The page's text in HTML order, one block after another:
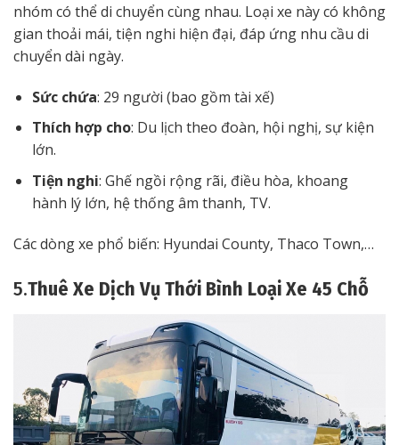
nhóm có thể di chuyển cùng nhau. Loại xe này có không
gian thoải mái, tiện nghi hiện đại, đáp ứng nhu cầu di
chuyển dài ngày.
Sức chứa: 29 người (bao gồm tài xế)
Thích hợp cho: Du lịch theo đoàn, hội nghị, sự kiện
lớn.
Tiện nghi: Ghế ngồi rộng rãi, điều hòa, khoang
hành lý lớn, hệ thống âm thanh, TV.
Các dòng xe phổ biến: Hyundai County, Thaco Town,…
5.Thuê Xe Dịch Vụ Thới Bình Loại Xe 45 Chỗ